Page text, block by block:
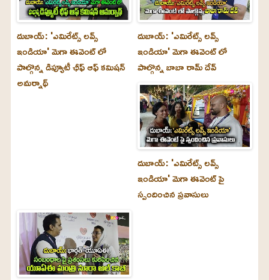
దుబాయ్‌: 'ఎమిరేట్స్ లవ్స్
ఇండియా' మెగా ఈవెంట్ లో
పాల్గొన్న డిప్యూటీ ఛీఫ్ ఆఫ్ కమిషన్
అమర్నాథ్
దుబాయ్‌: 'ఎమిరేట్స్ లవ్స్
ఇండియా' మెగా ఈవెంట్ లో
పాల్గొన్న బాబా రామ్ దేవ్
దుబాయ్‌: 'ఎమిరేట్స్ లవ్స్
ఇండియా' మెగా ఈవెంట్ పై
స్పందించిన ప్రవాసులు